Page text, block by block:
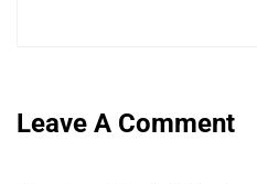
Leave A Comment